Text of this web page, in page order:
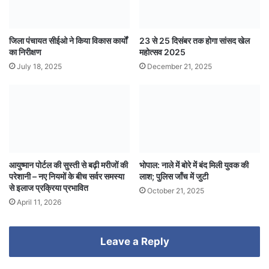
जिला पंचायत सीईओ ने किया विकास कार्यों
का निरीक्षण
July 18, 2025
23 से 25 दिसंबर तक होगा सांसद खेल
महोत्सव 2025
December 21, 2025
आयुष्मान पोर्टल की सुस्ती से बढ़ी मरीजों की
परेशानी – नए नियमों के बीच सर्वर समस्या
से इलाज प्रक्रिया प्रभावित
April 11, 2026
भोपाल: नाले में बोरे में बंद मिली युवक की
लाश; पुलिस जाँच में जुटी
October 21, 2025
Leave a Reply